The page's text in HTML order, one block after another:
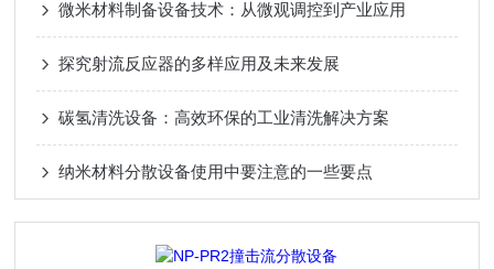
微米材料制备设备技术：从微观调控到产业应用
探究射流反应器的多样应用及未来发展
碳氢清洗设备：高效环保的工业清洗解决方案
纳米材料分散设备使用中要注意的一些要点